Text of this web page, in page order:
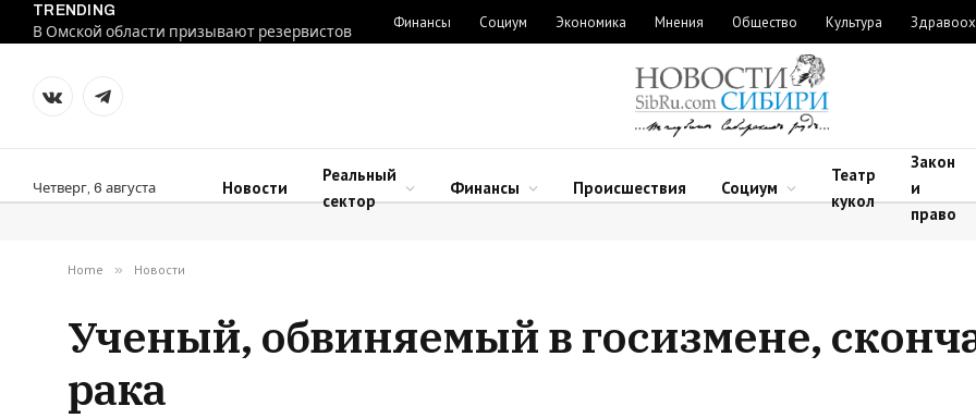
TRENDING
В Омской области призывают резервистов
Финансы Социум Экономика Мнения Общество Культура
VKontakteTelegram
Четверг, 6 августа Новости
Реальный
сектор
Финансы Происшествия Социум
Театр
кукол
Закон
и
право
Home » Новости
Ученый, обвиняемый в госизмене,
рака